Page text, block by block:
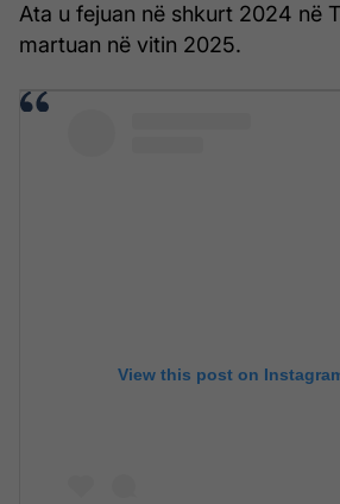
Ata u fejuan në shkurt 2024 në
martuan në vitin 2025.
View this post on